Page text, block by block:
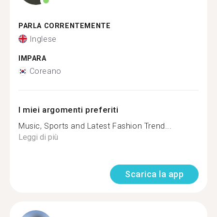
PARLA CORRENTEMENTE
Inglese
IMPARA
Coreano
I miei argomenti preferiti
Music, Sports and Latest Fashion Trend...
Leggi di più
Scarica la app